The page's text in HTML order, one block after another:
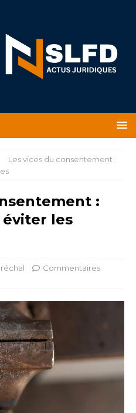
Les vices du consentement :
:
les
Commentaires